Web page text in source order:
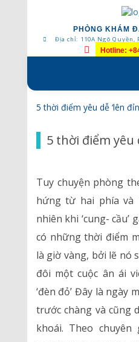
PHÒNG KHÁM
Địa chỉ: 110A Ngô Quyền,
Hotline:
5 thời điểm yêu dễ ‘lên
5 thời điểm yêu
Tuy chuyện phòng
hứng từ hai phía và
nhiên khi ‘cung- cầu’
có những thời điểm
là giờ vàng, bởi lẽ nó
đôi một cuộc ân ái
‘đèn đỏ’ Đây là ngày
trước chàng và cũng
khoái. Theo